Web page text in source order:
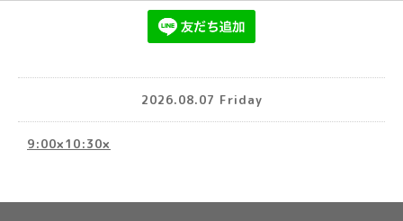
2026.08.07 Friday
9:00×10:30×